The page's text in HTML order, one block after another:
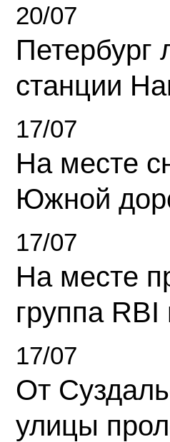
20/07
Петербург
станции
17/07
На месте
Южной
17/07
На месте
группа
17/07
От
улицы